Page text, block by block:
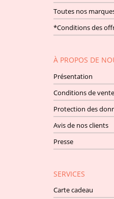
Toutes nos
*Conditions des
À PROPOS DE
Présentation
Conditions de vente
Protection des
Avis de nos clients
Presse
SERVICES
Carte cadeau